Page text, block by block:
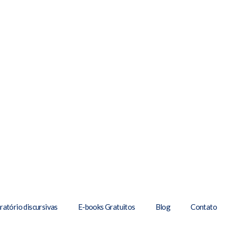
discursivas E-books Gratuitos Blog Contato